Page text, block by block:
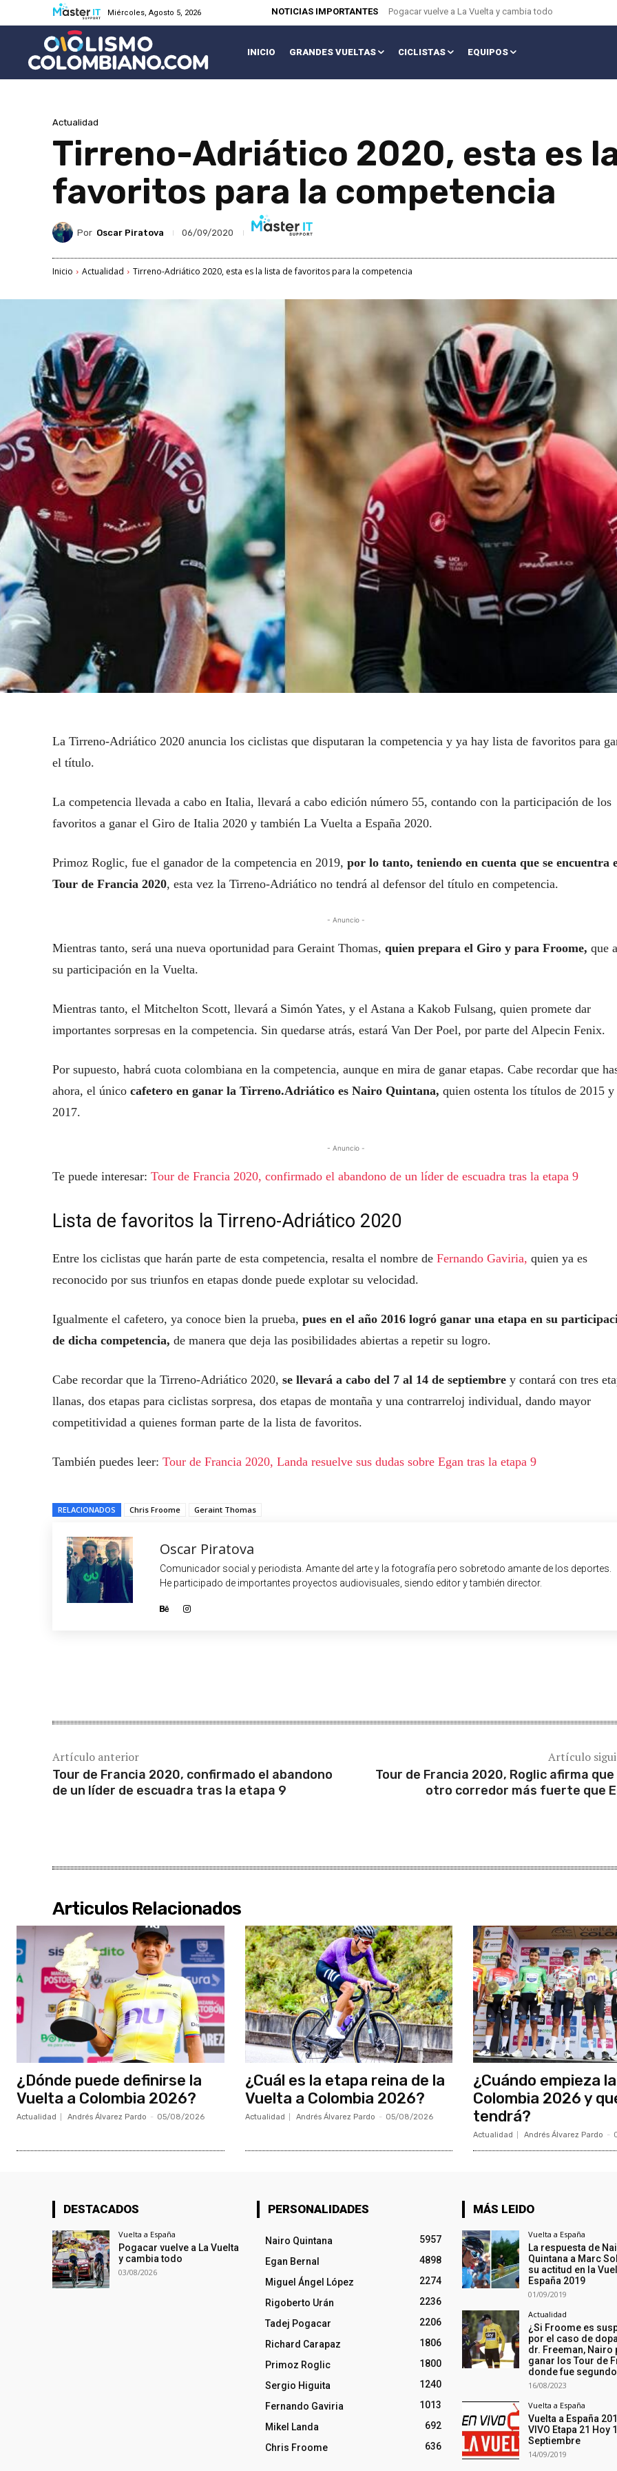
Miércoles, Agosto 5, 2026 NOTICIAS IMPORTANTES Pogacar vuelve a La Vuelta y cambia todo
INICIO GRANDES VUELTAS CICLISTAS EQUIPOS
Actualidad
Tirreno-Adriático 2020, esta es
favoritos para la competencia
Por Oscar Piratova 06/09/2020
Inicio Actualidad Tirreno-Adriático 2020, esta es la lista de favoritos para la competencia
La Tirreno-Adriático 2020 anuncia los ciclistas que disputaran la competencia y ya hay lista de favoritos para
el título.
La competencia llevada a cabo en Italia, llevará a cabo edición número 55, contando con la participación de los
favoritos a ganar el Giro de Italia 2020 y también La Vuelta a España 2020.
Primoz Roglic, fue el ganador de la competencia en 2019, por lo tanto, teniendo en cuenta que se encuentra
Tour de Francia 2020, esta vez la Tirreno-Adriático no tendrá al defensor del título en competencia.
- Anuncio -
Mientras tanto, será una nueva oportunidad para Geraint Thomas, quien prepara el Giro y para Froome, que
su participación en la Vuelta.
Mientras tanto, el Mitchelton Scott, llevará a Simón Yates, y el Astana a Kakob Fulsang, quien promete dar
importantes sorpresas en la competencia. Sin quedarse atrás, estará Van Der Poel, por parte del Alpecin Fenix.
Por supuesto, habrá cuota colombiana en la competencia, aunque en mira de ganar etapas. Cabe recordar que
ahora, el único cafetero en ganar la Tirreno.Adriático es Nairo Quintana, quien ostenta los títulos de 2015 y
2017.
- Anuncio -
Te puede interesar: Tour de Francia 2020, confirmado el abandono de un líder de escuadra tras la etapa 9
Lista de favoritos la Tirreno-Adriático 2020
Entre los ciclistas que harán parte de esta competencia, resalta el nombre de Fernando Gaviria, quien ya es
reconocido por sus triunfos en etapas donde puede explotar su velocidad.
Igualmente el cafetero, ya conoce bien la prueba, pues en el año 2016 logró ganar una etapa en su
de dicha competencia, de manera que deja las posibilidades abiertas a repetir su logro.
Cabe recordar que la Tirreno-Adriático 2020, se llevará a cabo del 7 al 14 de septiembre y contará con tres
llanas, dos etapas para ciclistas sorpresa, dos etapas de montaña y una contrarreloj individual, dando mayor
competitividad a quienes forman parte de la lista de favoritos.
También puedes leer: Tour de Francia 2020, Landa resuelve sus dudas sobre Egan tras la etapa 9
RELACIONADOS Chris Froome Geraint Thomas
Oscar Piratova
Comunicador social y periodista. Amante del arte y la fotografía pero sobretodo amante de los deportes.
He participado de importantes proyectos audiovisuales, siendo editor y también director.
Artículo anterior
Tour de Francia 2020, confirmado el abandono
de un líder de escuadra tras la etapa 9
Artículo
Tour de Francia 2020, Roglic afirma que
otro corredor más fuerte que
Articulos Relacionados
¿Dónde puede definirse la
Vuelta a Colombia 2026?
Actualidad Andrés Álvarez Pardo - 05/08/2026
¿Cuál es la etapa reina de la
Vuelta a Colombia 2026?
Actualidad Andrés Álvarez Pardo - 05/08/2026
¿Cuándo empieza
Colombia 2026 y
tendrá?
Actualidad Andrés Álvarez Pardo -
DESTACADOS
Vuelta a España
Pogacar vuelve a La Vuelta
y cambia todo
03/08/2026
PERSONALIDADES
Nairo Quintana
5957
Egan Bernal
4898
Miguel Ángel López
2274
Rigoberto Urán
2236
Tadej Pogacar
2206
Richard Carapaz
1806
Primoz Roglic
1800
Sergio Higuita
1240
Fernando Gaviria
1013
Mikel Landa
692
Chris Froome
636
MÁS LEIDO
Vuelta a España
La respuesta de
Quintana a Marc
su actitud en la
España 2019
01/09/2019
Actualidad
¿Si Froome es
por el caso de
dr. Freeman, Nairo
ganar los Tour de
donde fue
16/08/2023
Vuelta a España
Vuelta a España
VIVO Etapa 21 Hoy
Septiembre
14/09/2019